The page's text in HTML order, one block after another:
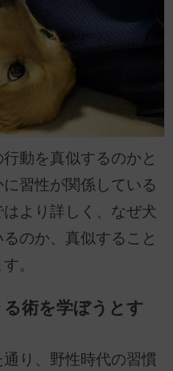
動を真似するのかと
習性が関係している
より詳しく、なぜ犬
のか、真似すること
。
術を学ぼうとす
り、野性時代の習慣